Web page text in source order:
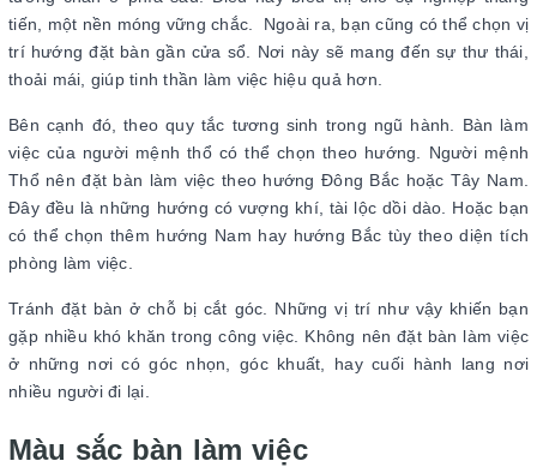
tiến, một nền móng vững chắc. Ngoài ra, bạn cũng có thể chọn vị
trí hướng đặt bàn gần cửa sổ. Nơi này sẽ mang đến sự thư thái,
thoải mái, giúp tinh thần làm việc hiệu quả hơn.
Bên cạnh đó, theo quy tắc tương sinh trong ngũ hành. Bàn làm
việc của người mệnh thổ có thể chọn theo hướng. Người mệnh
Thổ nên đặt bàn làm việc theo hướng Đông Bắc hoặc Tây Nam.
Đây đều là những hướng có vượng khí, tài lộc dồi dào. Hoặc bạn
có thể chọn thêm hướng Nam hay hướng Bắc tùy theo diện tích
phòng làm việc.
Tránh đặt bàn ở chỗ bị cắt góc. Những vị trí như vậy khiến bạn
gặp nhiều khó khăn trong công việc. Không nên đặt bàn làm việc
ở những nơi có góc nhọn, góc khuất, hay cuối hành lang nơi
nhiều người đi lại.
Màu sắc bàn làm việc